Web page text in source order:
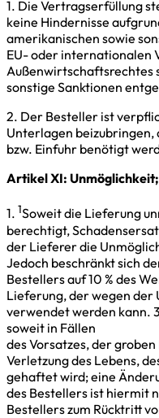
1. Die Vertragserfüllung
keine Hindernisse
amerikanischen sowie
EU- oder internationalen
Außenwirtschaftsrechtes
sonstige Sanktionen
2. Der Besteller ist
Unterlagen beizubringen,
bzw. Einfuhr benötigt
Artikel XI:
1. 1Soweit die Lieferung
berechtigt,
der Lieferer die
Jedoch beschränkt sich
Bestellers auf 10 % des
Lieferung, der wegen der
verwendet werden kann.
soweit in Fällen
des Vorsatzes, der
Verletzung des Lebens,
gehaftet wird; eine
des Bestellers ist hiermit
Bestellers zum Rücktritt